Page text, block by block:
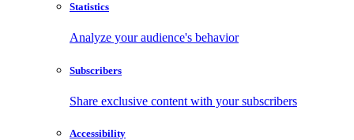
Statistics
Analyze your audience's behavior
Subscribers
Share exclusive content with your subscribers
Accessibility